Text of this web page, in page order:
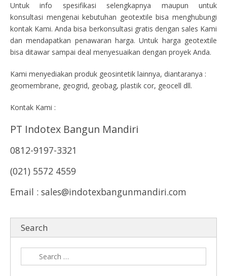
Untuk info spesifikasi selengkapnya maupun untuk
konsultasi mengenai kebutuhan geotextile bisa menghubungi
kontak Kami. Anda bisa berkonsultasi gratis dengan sales Kami
dan mendapatkan penawaran harga. Untuk harga geotextile
bisa ditawar sampai deal menyesuaikan dengan proyek Anda.
Kami menyediakan produk geosintetik lainnya, diantaranya :
geomembrane, geogrid, geobag, plastik cor, geocell dll.
Kontak Kami :
PT Indotex Bangun Mandiri
0812-9197-3321
(021) 5572 4559
Email : sales@indotexbangunmandiri.com
Search